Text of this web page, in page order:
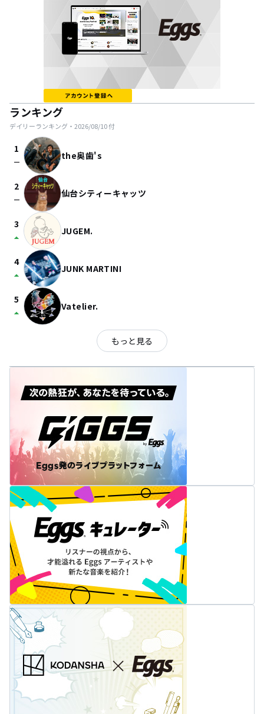
ランキング
デイリーランキング・ 2026/08/10付
1
check_indeterminate_small the奥歯's
2
check_indeterminate_small 仙台シティーキャッツ
3
arrow_drop_up JUGEM.
4
arrow_drop_up JUNK MARTINI
5
arrow_drop_up Vatelier.
もっと見る